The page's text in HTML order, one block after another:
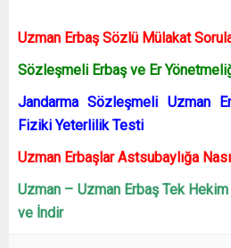
Uzman Erbaş Sözlü Mülakat
Sözleşmeli Erbaş ve Er
Jandarma Sözleşmeli Uzman
Fiziki Yeterlilik Testi
Uzman Erbaşlar Astsubaylığa
Uzman – Uzman Erbaş Tek
ve İndir